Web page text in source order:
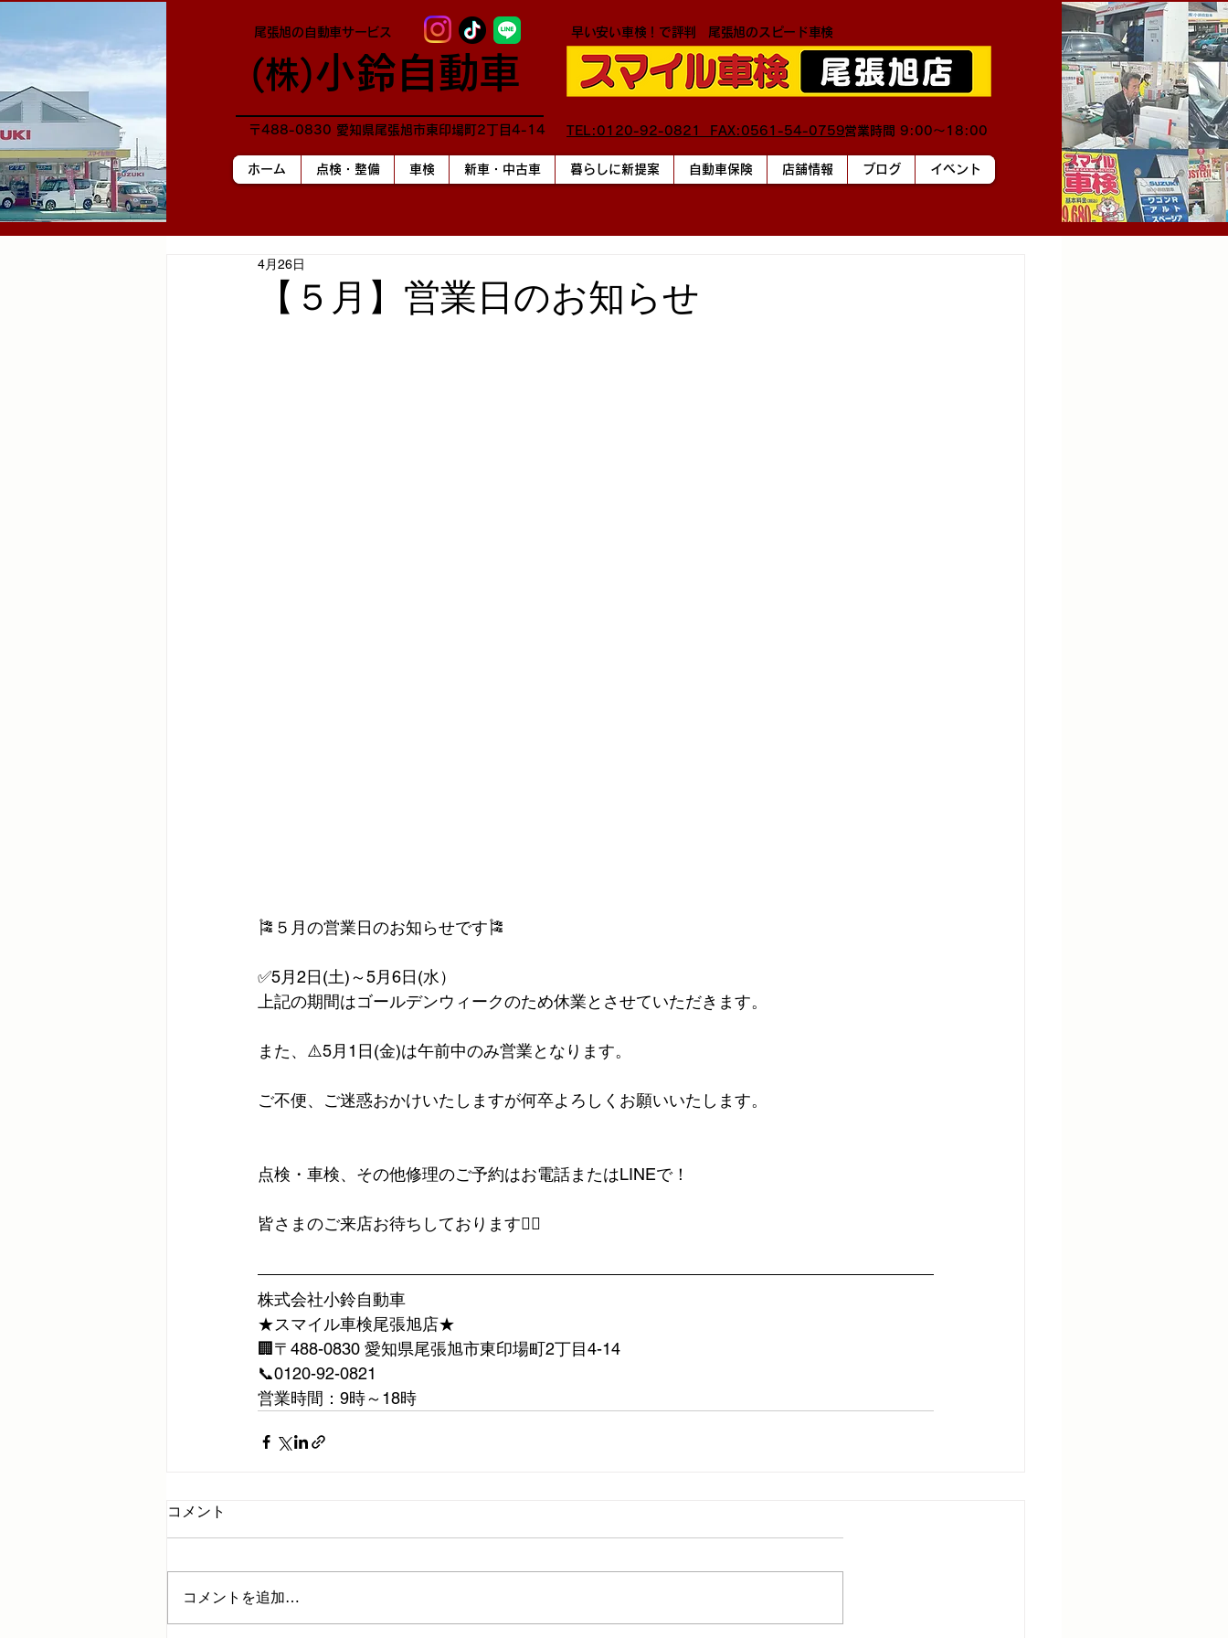
尾張旭の自動車サービス
​(株)小鈴自動車
早い安い車検！で評判 尾張旭のスピード車検
〒488-0830 愛知県尾張旭市東印場町2丁目4-14 TEL:0120-92-0821 FAX:0561-54-0759営業時間 9:00～18:00
ホーム 点検・整備 車検 新車・中古車 暮らしに新提案 自動車保険 店舗情報 ブログ イベント
【５月】営業日のお知らせ
4月26日
🎏５月の営業日のお知らせです🎏
✅5月2日(土)～5月6日(水）
上記の期間はゴールデンウィークのため休業とさせていただきます。
また、⚠️5月1日(金)は午前中のみ営業となります。
ご不便、ご迷惑おかけいたしますが何卒よろしくお願いいたします。
点検・車検、その他修理のご予約はお電話またはLINEで！
皆さまのご来店お待ちしております🙇‍♀️
株式会社小鈴自動車
★スマイル車検尾張旭店★
🏢〒488-0830 愛知県尾張旭市東印場町2丁目4-14
📞0120-92-0821
営業時間：9時～18時
コメント
コメントを追加…